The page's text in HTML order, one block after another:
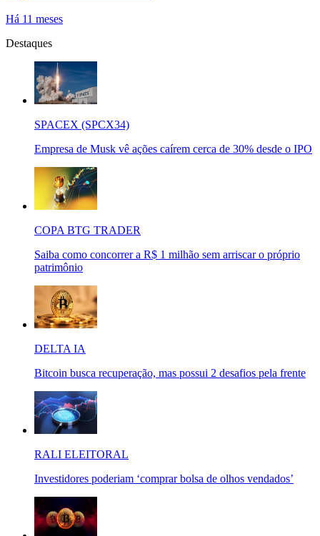
Há 11 meses
Destaques
SPACEX (SPCX34)
Empresa de Musk vê ações caírem cerca de 30% desde o IPO
COPA BTG TRADER
Saiba como concorrer a R$ 1 milhão sem arriscar o próprio
patrimônio
DELTA IA
Bitcoin busca recuperação, mas possui 2 desafios pela frente
RALI ELEITORAL
Investidores poderiam ‘comprar bolsa de olhos vendados’